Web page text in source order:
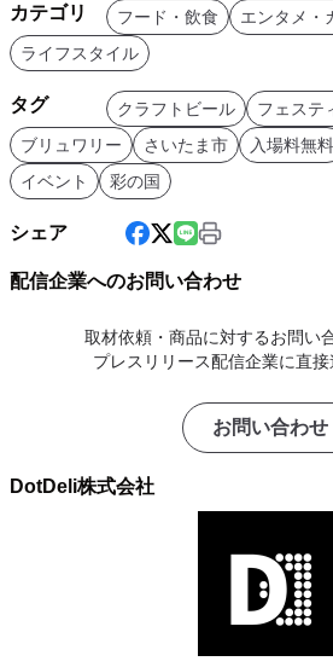
カテゴリ フード・飲食
エンタメ・
ライフスタイル
タグ クラフトビール フェステ
ブリュワリー
さいたま市 入場料無料
イベント
彩の国
シェア
配信企業へのお問い合わせ
取材依頼・商品に対するお問い
プレスリリース配信企業に直接
お問い合わせ
DotDeli株式会社